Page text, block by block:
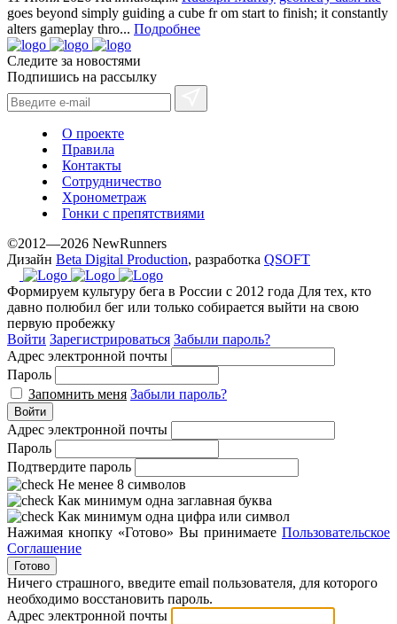
goes beyond simply guiding a cube fr om start to finish; it constantly
alters gameplay thro... Подробнее
Следите за новостями
Подпишись на рассылку
О проекте
Правила
Контакты
Сотрудничество
Хронометраж
Гонки с препятствиями
©2012—2026 NewRunners
Дизайн Beta Digital Production, разработка QSOFT
Формируем культуру бега в России с 2012 года Для тех, кто
давно полюбил бег или только собирается выйти на свою
первую пробежку
Войти Зарегистрироваться Забыли пароль?
Адрес электронной почты
Пароль
Запомнить меня Забыли пароль?
Войти
Адрес электронной почты
Пароль
Подтвердите пароль
Не менее 8 символов
Как минимум одна заглавная буква
Как минимум одна цифра или символ
Нажимая кнопку «Готово» Вы принимаете Пользовательское
Соглашение
Готово
Ничего страшного, введите email пользователя, для которого
необходимо восстановить пароль.
Адрес электронной почты